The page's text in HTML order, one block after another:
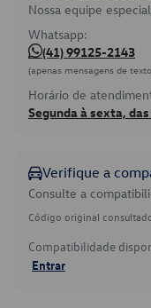
Nossa equipe
Whatsapp:
(41) 99125-2143
(apenas mensagens de
Horário de
Segunda à sexta,
Verifique a
Consulte a
Código original
Compatibilidade
Entrar